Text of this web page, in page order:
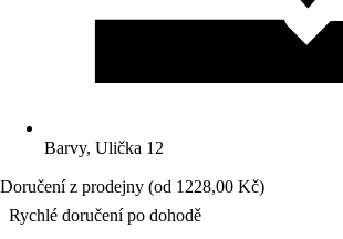
Barvy, Ulička 12
Doručení z prodejny (od 1228,00 Kč)
Rychlé doručení po dohodě